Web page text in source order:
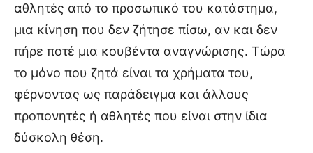
αθλητές από το προσωπικό του κατάστημα,
μια κίνηση που δεν ζήτησε πίσω, αν και δεν
πήρε ποτέ μια κουβέντα αναγνώρισης. Τώρα
το μόνο που ζητά είναι τα χρήματα του,
φέρνοντας ως παράδειγμα και άλλους
προπονητές ή αθλητές που είναι στην ίδια
δύσκολη θέση.